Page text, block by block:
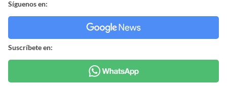
Síguenos en:
Suscríbete en: